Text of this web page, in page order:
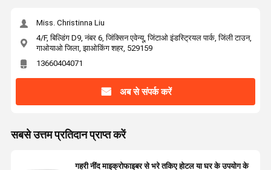
Miss. Christinna Liu
4/F, बिल्डिंग D9, नंबर 6, जिंक्सिन एवेन्यू, जिंटाओ इंडस्ट्रियल पार्क, जिंली टाउन,
गाओयाओ जिला, झाओकिंग शहर, 529159
13660404071
अब से संपर्क करें
सबसे उत्तम प्रतिदान प्राप्त करें
गहरी नींद माइक्रोफाइबर से भरे तकिए होटल या घर के उपयोग के